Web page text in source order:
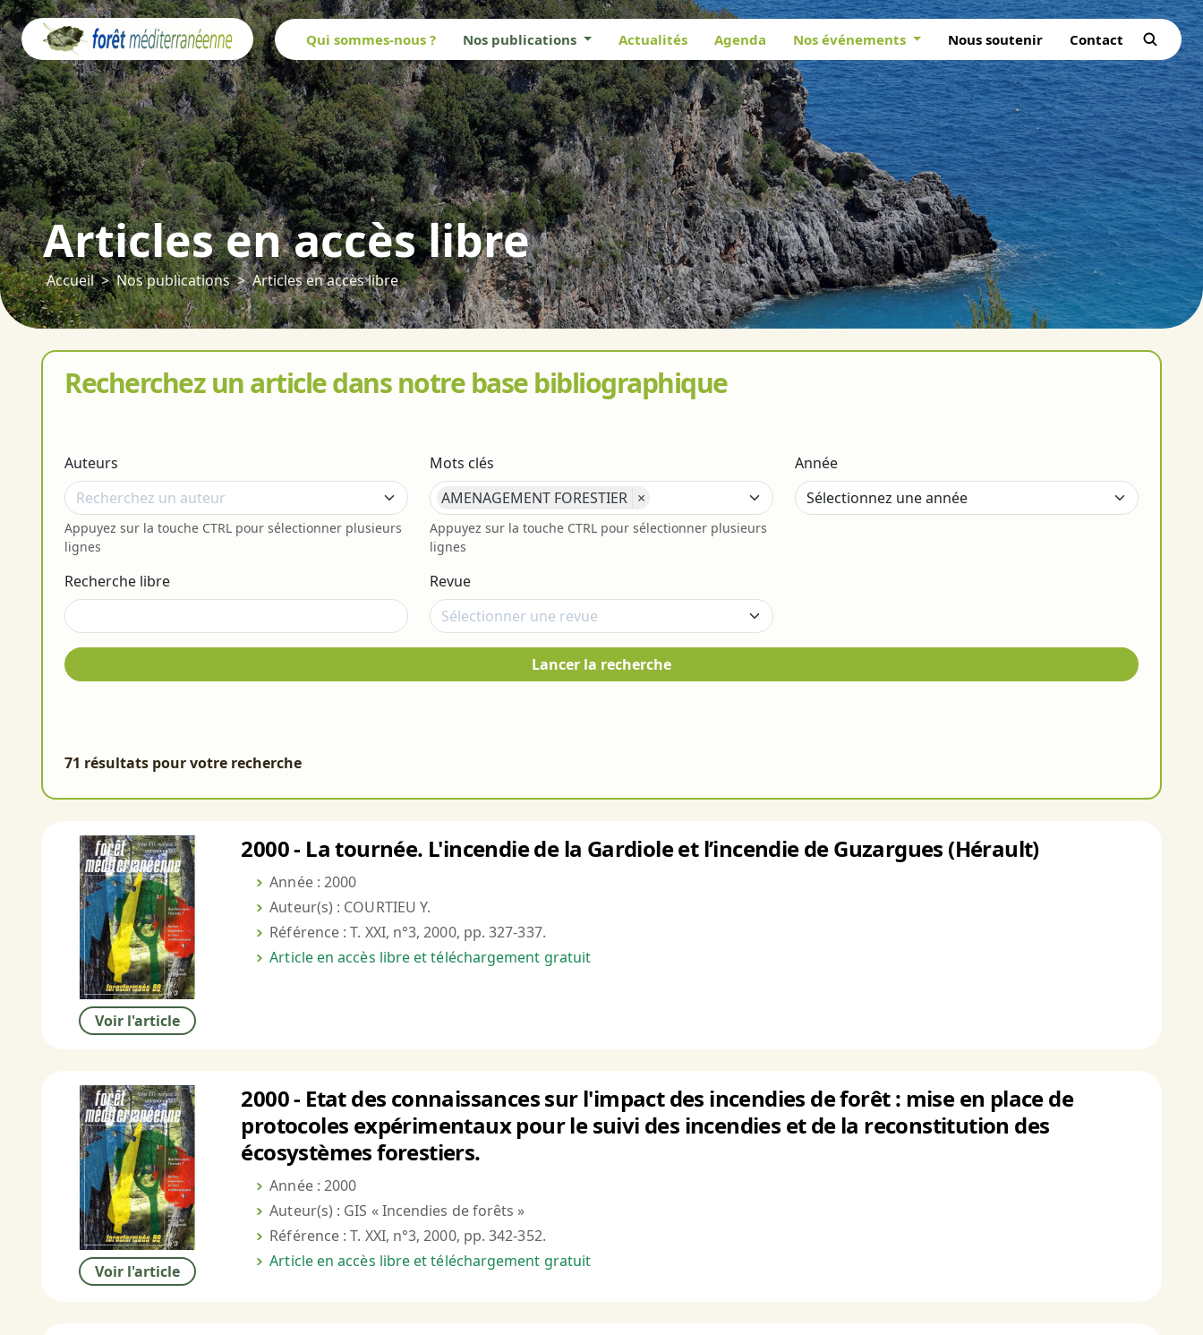
Qui sommes-nous ? Nos publications Actualités Agenda Nos événements Nous soutenir Contact
Articles en accès libre
Accueil Nos publications Articles en accès libre
Recherchez un article dans notre base bibliographique
Auteurs
Appuyez sur la touche CTRL pour sélectionner plusieurs
lignes
Mots clés
AMENAGEMENT FORESTIER ×
Appuyez sur la touche CTRL pour sélectionner plusieurs
lignes
Année
Recherche libre Revue
Lancer la recherche
71 résultats pour votre recherche
Voir l'article
2000 - La tournée. L'incendie de la Gardiole et l’incendie de Guzargues (Hérault)
Année : 2000
Auteur(s) : COURTIEU Y.
Référence : T. XXI, n°3, 2000, pp. 327-337.
Article en accès libre et téléchargement gratuit
Voir l'article
2000 - Etat des connaissances sur l'impact des incendies de forêt : mise en place de
protocoles expérimentaux pour le suivi des incendies et de la reconstitution des
écosystèmes forestiers.
Année : 2000
Auteur(s) : GIS « Incendies de forêts »
Référence : T. XXI, n°3, 2000, pp. 342-352.
Article en accès libre et téléchargement gratuit
Panneau de gestion des cookies